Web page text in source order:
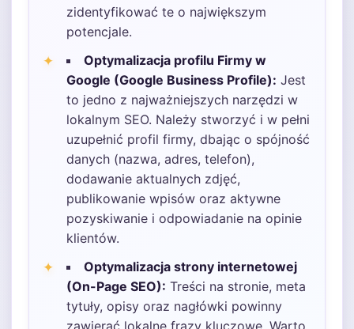
zidentyfikować te o największym
potencjale.
Optymalizacja profilu Firmy w
Google (Google Business Profile): Jest
to jedno z najważniejszych narzędzi w
lokalnym SEO. Należy stworzyć i w pełni
uzupełnić profil firmy, dbając o spójność
danych (nazwa, adres, telefon),
dodawanie aktualnych zdjęć,
publikowanie wpisów oraz aktywne
pozyskiwanie i odpowiadanie na opinie
klientów.
Optymalizacja strony internetowej
(On-Page SEO): Treści na stronie, meta
tytuły, opisy oraz nagłówki powinny
zawierać lokalne frazy kluczowe. Warto